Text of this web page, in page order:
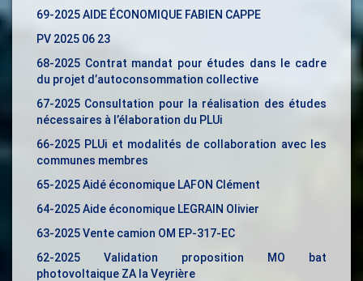
69-2025 AIDE ÉCONOMIQUE FABIEN CAPPE
PV 2025 06 23
68-2025 Contrat mandat pour études dans le cadre
du projet d’autoconsommation collective
67-2025 Consultation pour la réalisation des études
nécessaires à l’élaboration du PLUi
66-2025 PLUi et modalités de collaboration avec les
communes membres
65-2025 Aidé économique LAFON Clément
64-2025 Aide économique LEGRAIN Olivier
63-2025 Vente camion OM EP-317-EC
62-2025 Validation proposition MO bat
photovoltaique ZA la Veyrière